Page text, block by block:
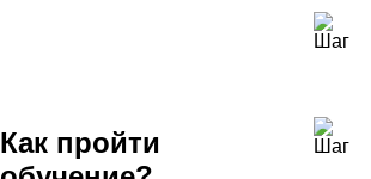
Как пройти